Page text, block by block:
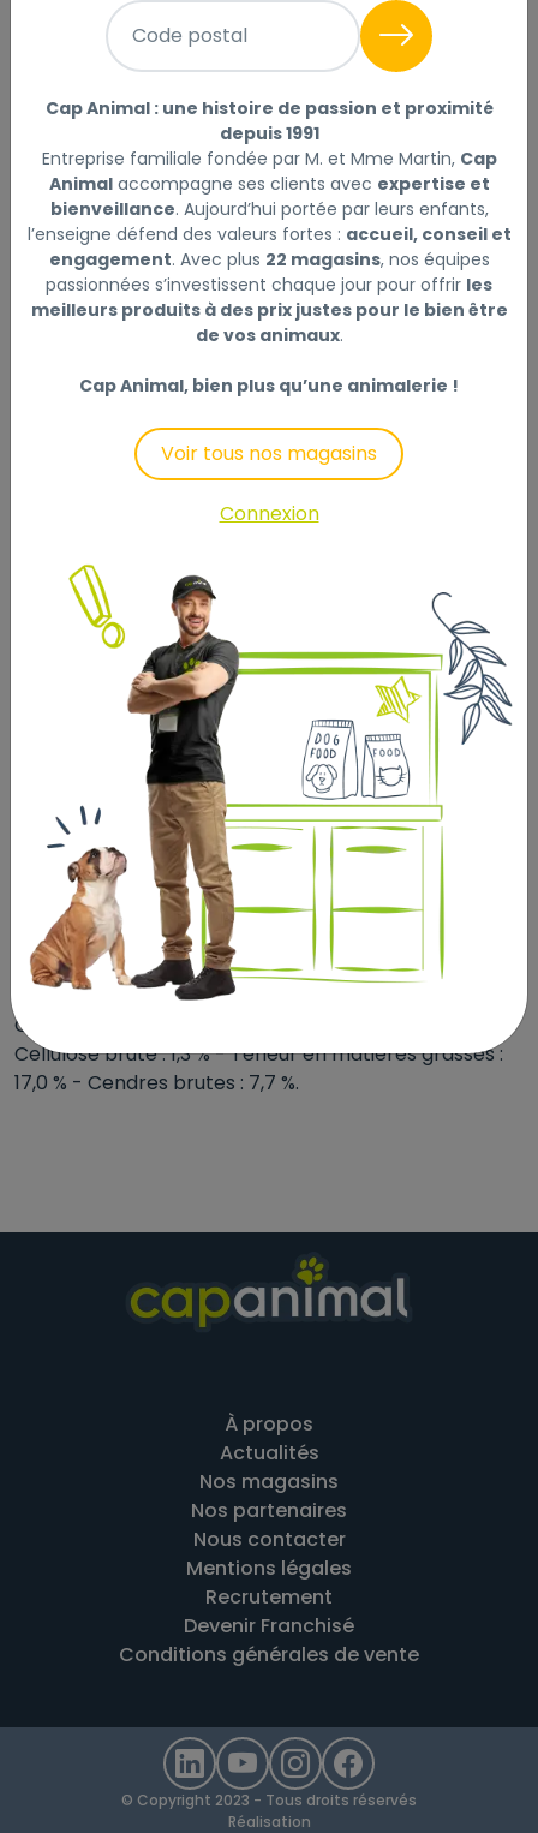
Aide à favoriser la santé digestive grâce à des
protéines hautement digestibles et un apport
équilibré en fibres.
SOUTIEN DES OS ET DES ARTICULATIONS
Aide à maintenir la santé des os et des articulations
des chiens de grandes races grâce à une
combinaison de minéraux et de nutriments.
SOUTIEN OPTIMAL DE LA SANTÉ
Contient des vitamines et des nutriments de haute
qualité pour une absorption maximale.
TAILLE DE CROQUETTE ADAPTÉE
COMPOSITION : protéines de volaille déshydratées,
farine de blé, maïs, graisses animales, blé, protéines
protéines de porc déshydratées, orge, substances
minérales, pulpe de betterave, huile de soja, produits
de levures, huile de poissons, huile d’algues
Schizochytrium sp., glucosamine issue de la
fermentation, cartilage hydrolysé (source de
chondroïtine).
ADDITIFS (au kg) : Additifs nutritionnels : Vitamine A :
15800 UI, Vitamine D3 : 1000 UI, Fer (3b103) : 33 mg,
Iode (3b201, 3b202) : 3,3 mg, Cuivre (3b405, 3b406) :
10 mg, Manganèse (3b502, 3b504) : 43 mg, Zinc
(3b603, 3b605, 3b606) : 127 mg, Sélénium (3b801,
3b811, 3b812) : 0,06 mg - Additifs technologiques :
Clinoptilolite d’origine sédimentaire : 10 g -
Conservateurs - Antioxygènes.
CONSTITUANTS ANALYTIQUES : Protéine : 26,0 % -
Cellulose brute : 1,3 % - Teneur en matières grasses :
17,0 % - Cendres brutes : 7,7 %.
À propos
Actualités
Nos magasins
Nos partenaires
Nous contacter
Mentions légales
Recrutement
Devenir Franchisé
Conditions générales de vente
© Copyright 2023 - Tous droits réservés
Réalisation
Code postal
Cap Animal : une histoire de passion et proximité
depuis 1991
Entreprise familiale fondée par M. et Mme Martin, Cap
Animalaccompagne ses clients avec expertise et
bienveillance. Aujourd’hui portée par leurs enfants,
l’enseigne défend des valeurs fortes : accueil, conseil et
engagement. Avec plus 22 magasins, nos équipes
passionnées s’investissent chaque jour pour offrir les
meilleurs produits à des prix justes pour le bien être
de vos animaux.
Cap Animal, bien plus qu’une animalerie !
Voir tous nos magasins
Connexion